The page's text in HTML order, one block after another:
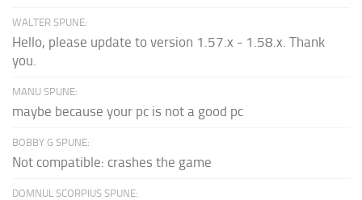
WALTER SPUNE:
Hello, please update to version 1.57.x - 1.58.x. Thank
you.
MANU SPUNE:
maybe because your pc is not a good pc
BOBBY G SPUNE:
Not compatible: crashes the game
DOMNUL SCORPIUS SPUNE: